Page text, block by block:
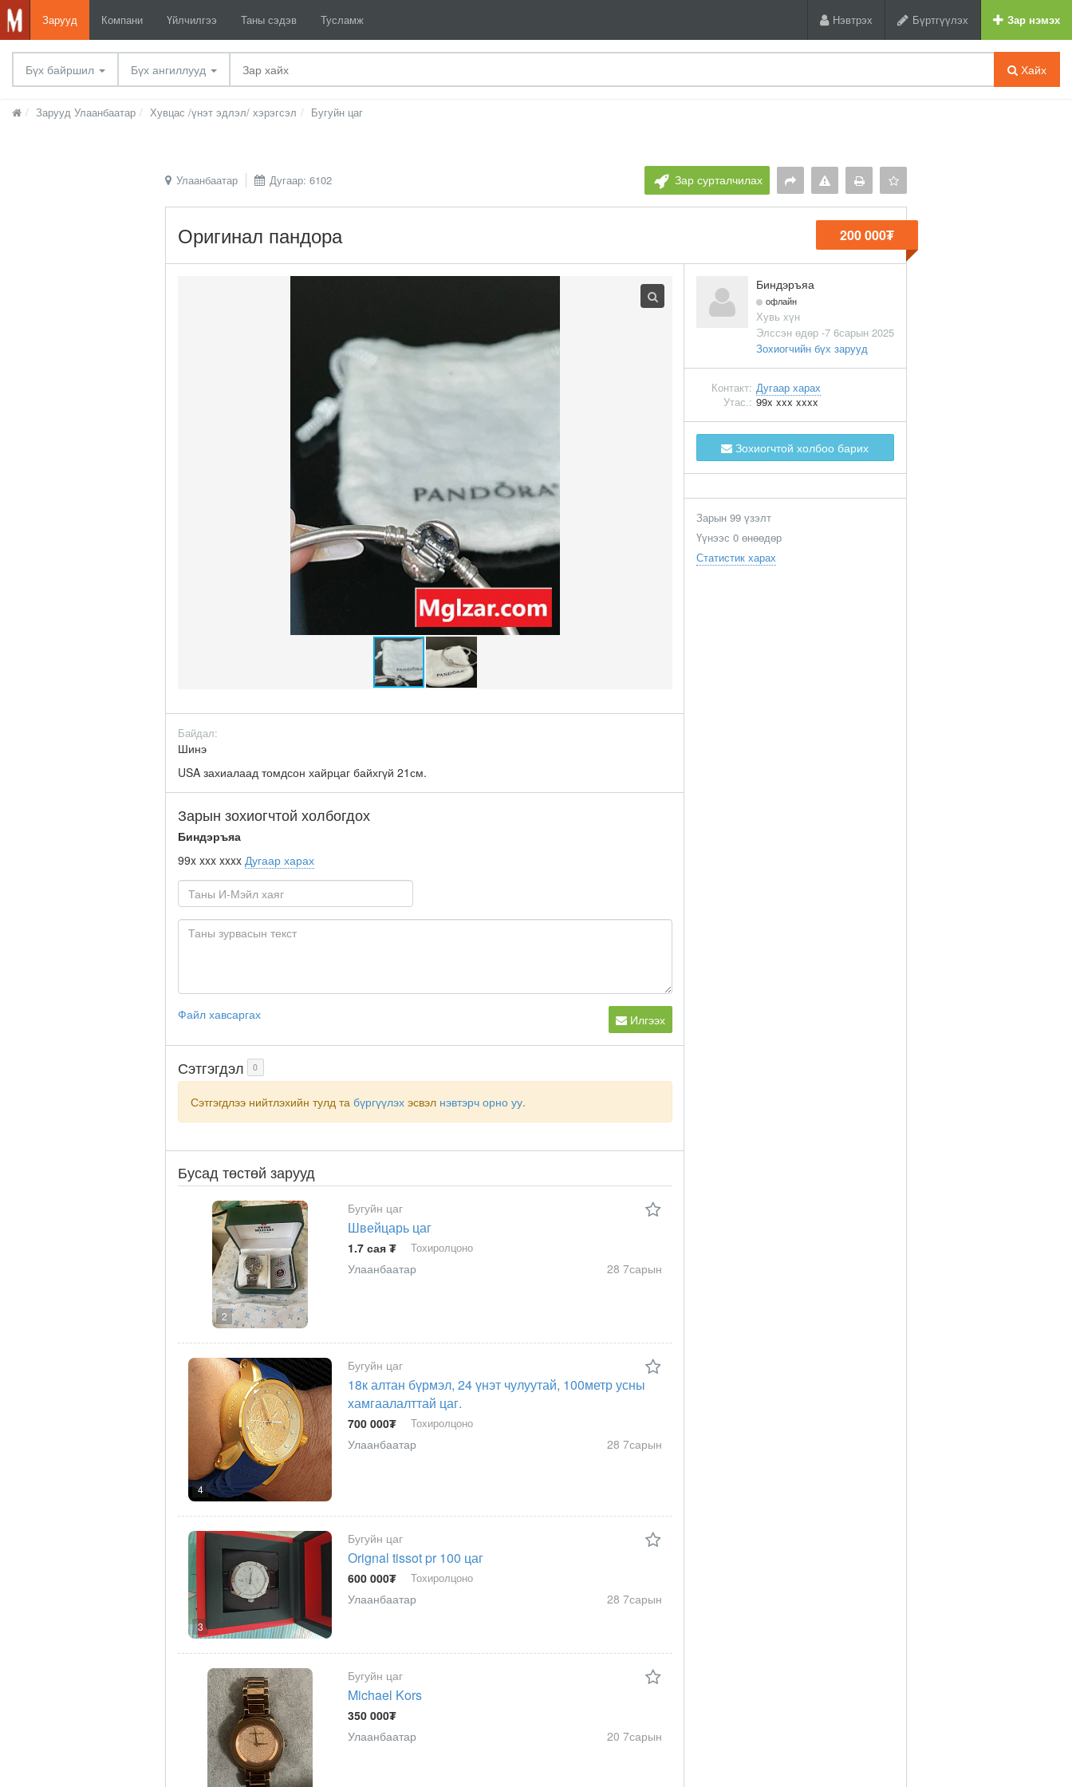
Зарууд Компани Үйлчилгээ Таны сэдэв Тусламж Нэвтрэх Бүртгүүлэх Зар нэмэх
Бүх байршил Бүх ангиллууд Хайх
Зарууд Улаанбаатар Хувцас /үнэт эдлэл/ хэрэгсэл Бугуйн цаг
Улаанбаатар Дугаар: 6102 Зар сурталчилах
Оригинал пандора 200 000₮
Байдал:
Шинэ
USA захиалаад томдсон хайрцаг байхгүй 21см.
Зарын зохиогчтой холбогдох
Биндэръяа
99x xxx xxxx Дугаар харах
Файл хавсаргах Илгээх
Сэтгэгдэл 0
Сэтгэгдлээ нийтлэхийн тулд та бүргүүлэх эсвэл нэвтэрч орно уу.
Бусад төстөй зарууд
2
Бугуйн цаг
Швейцарь цаг
1.7 сая ₮ Тохиролцоно
Улаанбаатар 28 7сарын
4
Бугуйн цаг
18к алтан бүрмэл, 24 үнэт чулуутай, 100метр усны
хамгаалалттай цаг.
700 000₮ Тохиролцоно
Улаанбаатар 28 7сарын
3
Бугуйн цаг
Оrignal tissot pr 100 цаг
600 000₮ Тохиролцоно
Улаанбаатар 28 7сарын
Бугуйн цаг
Michael Kors
350 000₮
Улаанбаатар
20 7сарын
Биндэръяа
офлайн
Хувь хүн
Элссэн өдөр -7 6сарын 2025
Зохиогчийн бүх зарууд
Контакт: Дугаар харах
Утас.: 99x xxx xxxx
Зохиогчтой холбоо барих
Зарын 99 үзэлт
Үүнээс 0 өнөөдөр
Статистик харах